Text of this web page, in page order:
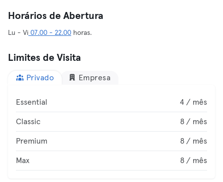
Horários de Abertura
Lu - Vi 07.00 - 22.00 horas.
Limites de Visita
Privado Empresa
Essential 4 / mês
Classic 8 / mês
Premium 8 / mês
Max 8 / mês